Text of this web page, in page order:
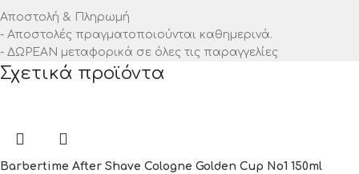
Αποστολή & Πληρωμή
- Αποστολές πραγματοποιούνται καθημερινά.
- ΔΩΡΕΑΝ μεταφορικά σε όλες τις παραγγελίες
Σχετικά προϊόντα
Barbertime After Shave Cologne Golden Cup No1 150ml